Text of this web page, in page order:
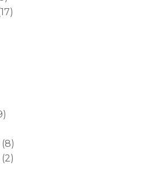
(8)
(2)